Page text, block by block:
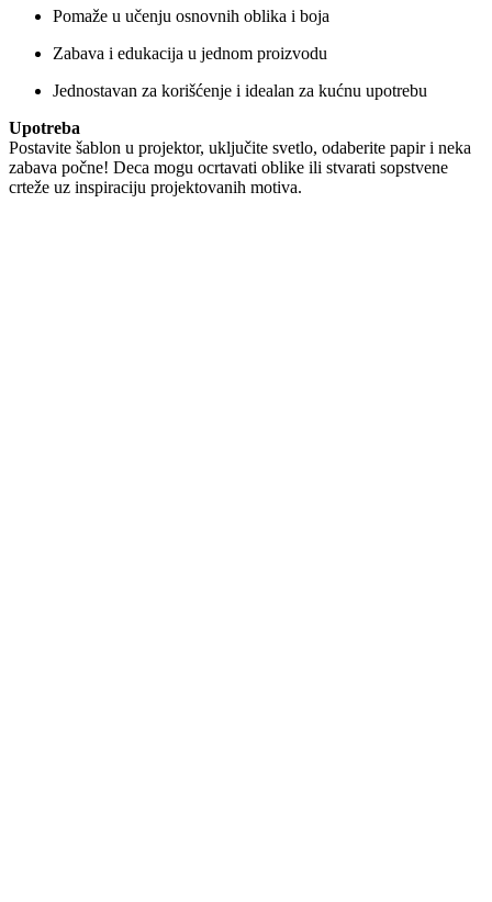
Pomaže u učenju osnovnih oblika i boja
Zabava i edukacija u jednom proizvodu
Jednostavan za korišćenje i idealan za kućnu upotrebu
Upotreba
Postavite šablon u projektor, uključite svetlo, odaberite papir i neka
zabava počne! Deca mogu ocrtavati oblike ili stvarati sopstvene
crteže uz inspiraciju projektovanih motiva.